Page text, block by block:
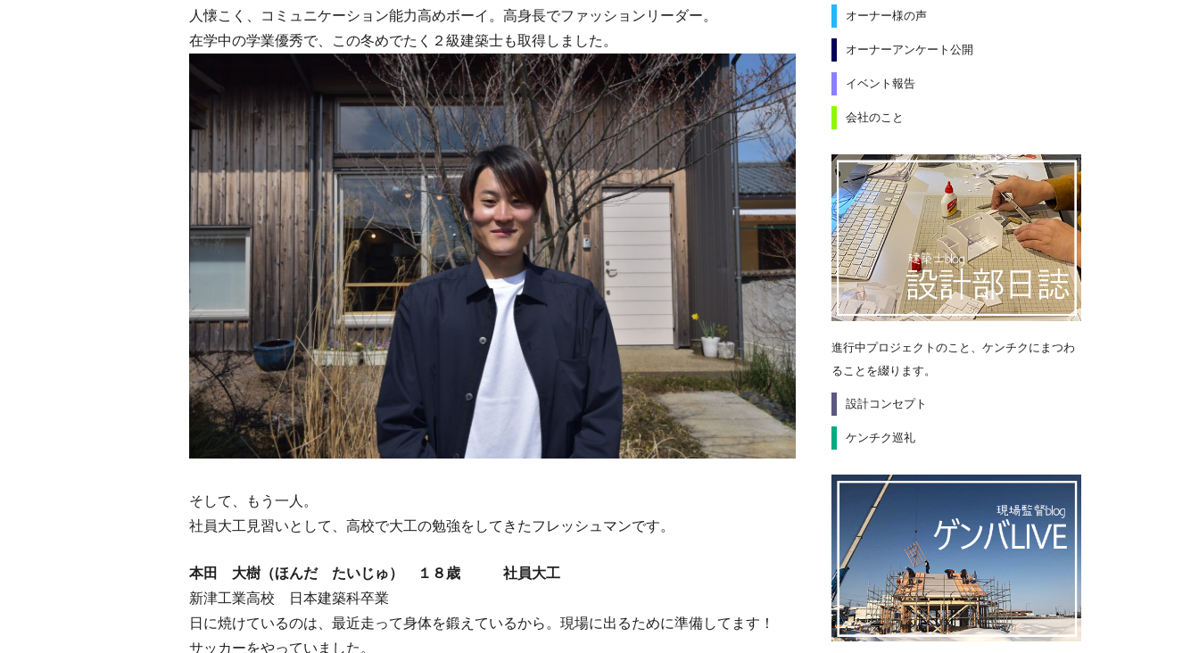
人懐こく、コミュニケーション能力高めボーイ。高身長でファッションリーダー。
在学中の学業優秀で、この冬めでたく２級建築士も取得しました。
そして、もう一人。
社員大工見習いとして、高校で大工の勉強をしてきたフレッシュマンです。
本田 大樹（ほんだ たいじゅ） １８歳 社員大工
新津工業高校 日本建築科卒業
日に焼けているのは、最近走って身体を鍛えているから。現場に出るために準備してます！
サッカーをやっていました。
オーナー様の声
オーナーアンケート公開
イベント報告
会社のこと
進行中プロジェクトのこと、ケンチクにまつわ
ることを綴ります。
設計コンセプト
ケンチク巡礼